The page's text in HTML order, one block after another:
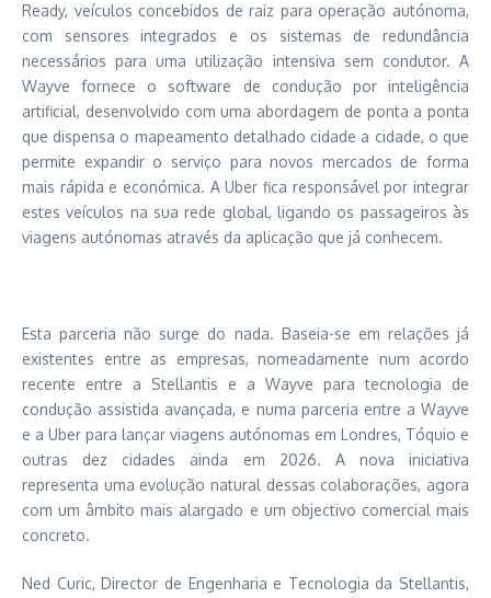
Ready, veículos concebidos de raiz para operação autónoma,
com sensores integrados e os sistemas de redundância
necessários para uma utilização intensiva sem condutor. A
Wayve fornece o software de condução por inteligência
artificial, desenvolvido com uma abordagem de ponta a ponta
que dispensa o mapeamento detalhado cidade a cidade, o que
permite expandir o serviço para novos mercados de forma
mais rápida e económica. A Uber fica responsável por integrar
estes veículos na sua rede global, ligando os passageiros às
viagens autónomas através da aplicação que já conhecem.
Esta parceria não surge do nada. Baseia-se em relações já
existentes entre as empresas, nomeadamente num acordo
recente entre a Stellantis e a Wayve para tecnologia de
condução assistida avançada, e numa parceria entre a Wayve
e a Uber para lançar viagens autónomas em Londres, Tóquio e
outras dez cidades ainda em 2026. A nova iniciativa
representa uma evolução natural dessas colaborações, agora
com um âmbito mais alargado e um objectivo comercial mais
concreto.
Ned Curic, Director de Engenharia e Tecnologia da Stellantis,